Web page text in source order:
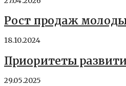
Рост продаж
18.10.2024
Приоритеты
29.05.2025